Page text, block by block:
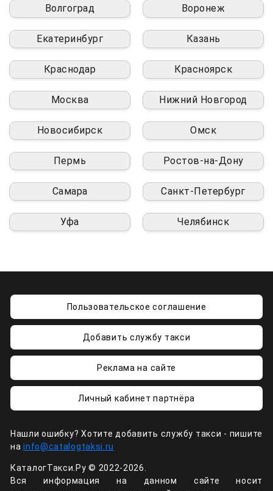
Волгоград Воронеж
Екатеринбург Казань
Краснодар Красноярск
Москва Нижний Новгород
Новосибирск Омск
Пермь Ростов-на-Дону
Самара Санкт-Петербург
Уфа Челябинск
Пользовательское соглашение
Добавить службу такси
Реклама на сайте
Личный кабинет партнёра
Нашли ошибку? Хотите добавить службу такси - пишите
наinfo@catalogtaksi.ru
КаталогТакси.Ру © 2022-2026.
Вся информация на данном сайте носит